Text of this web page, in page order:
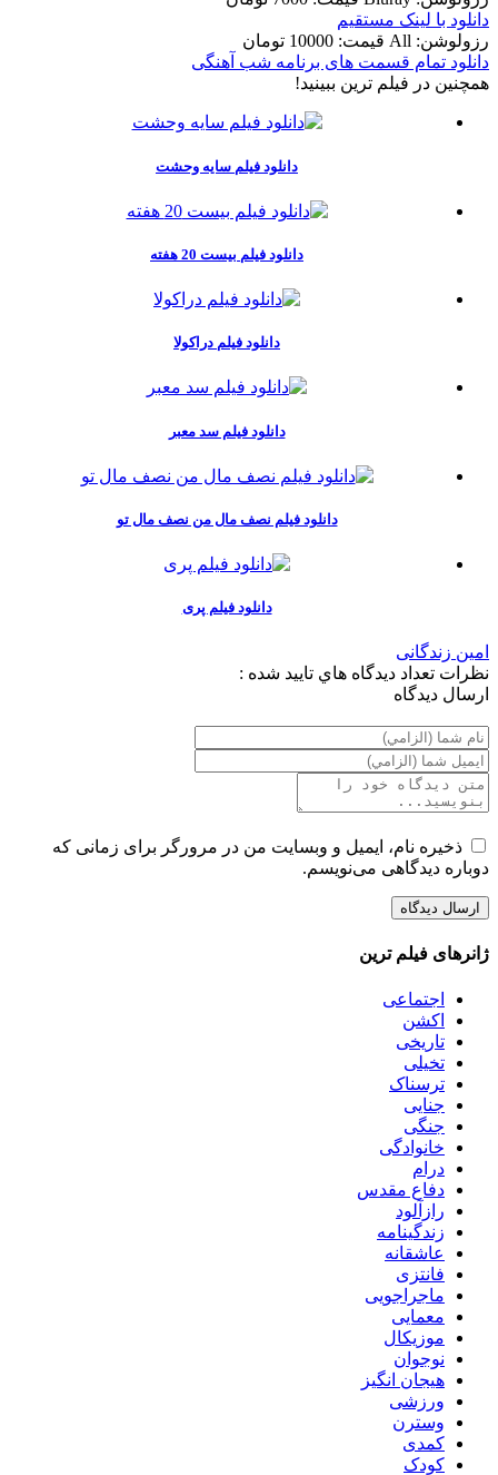
دانلود با لينک مستقيم
رزولوشن: All
قيمت: 10000 تومان
دانلود تمام قسمت های برنامه شب آهنگی
همچنين در فيلم ترين ببينيد!
دانلود فیلم سایه وحشت
دانلود فیلم بیست 20 هفته
دانلود فیلم دراکولا
دانلود فیلم سد معبر
دانلود فیلم نصف مال من نصف مال تو
دانلود فیلم پری
امین زندگانی
نظرات تعداد ديدگاه هاي تاييد شده :
ارسال ديدگاه
ذخیره نام، ایمیل و وبسایت من در مرورگر برای زمانی که
دوباره دیدگاهی می‌نویسم.
ژانرهای فیلم ترین
اجتماعی
اکشن
تاریخی
تخیلی
ترسناک
جنایی
جنگی
خانوادگی
درام
دفاع مقدس
رازآلود
زندگینامه
عاشقانه
فانتزی
ماجراجویی
معمایی
موزیکال
نوجوان
هیجان انگیز
ورزشی
وسترن
کمدی
کودک